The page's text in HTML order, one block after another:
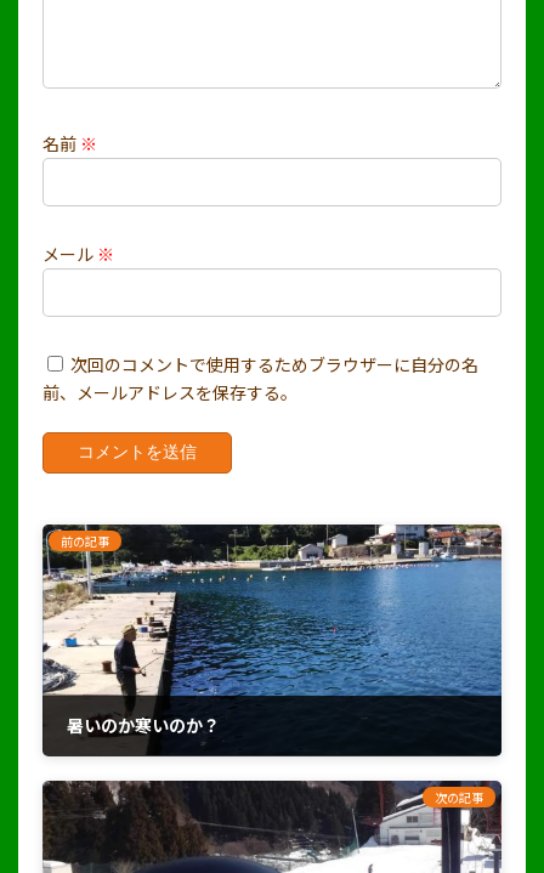
名前 ※
メール ※
次回のコメントで使用するためブラウザーに自分の名
前、メールアドレスを保存する。
前の記事
暑いのか寒いのか？
次の記事